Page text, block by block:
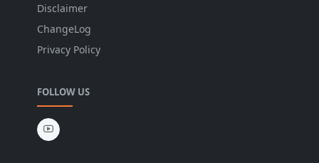
Disclaimer
ChangeLog
Privacy Policy
FOLLOW US